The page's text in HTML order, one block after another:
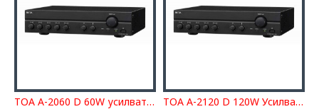
TOA A-2060 D 60W усилвател TOA A-2120 D 120W Усилвател